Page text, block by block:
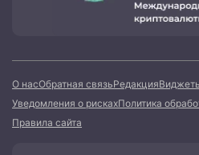
О насОбратная связьРедакция
Уведомления о рискахПолитика
Правила сайта